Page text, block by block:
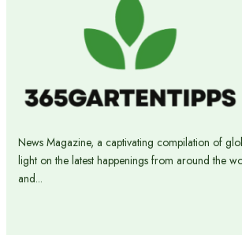
News Magazine, a captivating compilation of
light on the latest happenings from around the
and...